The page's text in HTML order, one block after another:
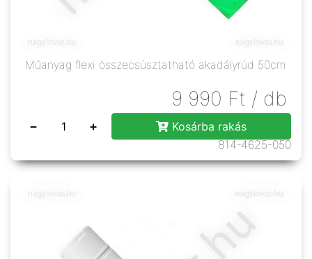
Műanyag flexi összecsúsztatható akadályrúd 50cm
9 990 Ft / db
− +
Kosárba rakás
814-4625-050